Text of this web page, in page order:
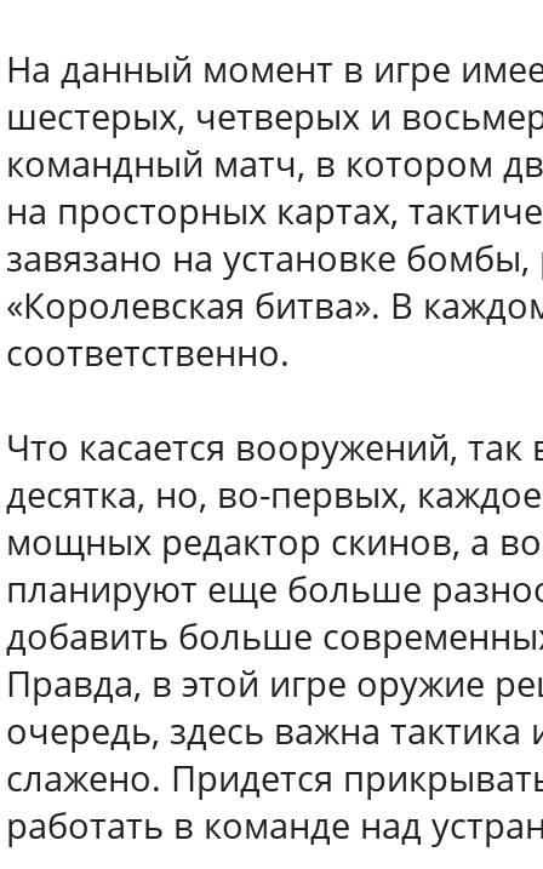
На данный момент в игре
шестерых, четверых и
командный матч, в котором
на просторных картах,
завязано на установке
«Королевская битва». В
соответственно.
Что касается вооружений,
десятка, но, во-первых,
мощных редактор скинов, а
планируют еще больше
добавить больше
Правда, в этой игре оружие
очередь, здесь важна
слажено. Придется
работать в команде над